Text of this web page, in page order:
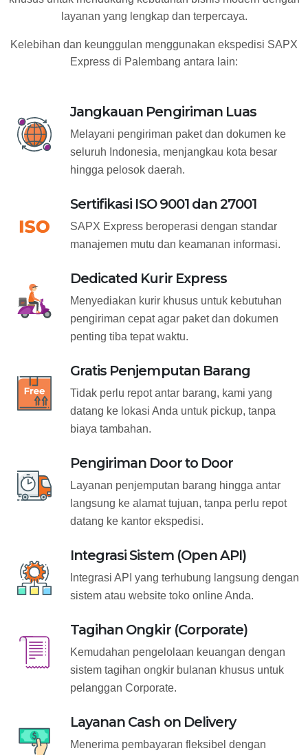
layanan yang lengkap dan terpercaya.
Kelebihan dan keunggulan menggunakan ekspedisi SAPX
Express di Palembang antara lain:
Jangkauan Pengiriman Luas
Melayani pengiriman paket dan dokumen ke
seluruh Indonesia, menjangkau kota besar
hingga pelosok daerah.
Sertifikasi ISO 9001 dan 27001
SAPX Express beroperasi dengan standar
manajemen mutu dan keamanan informasi.
Dedicated Kurir Express
Menyediakan kurir khusus untuk kebutuhan
pengiriman cepat agar paket dan dokumen
penting tiba tepat waktu.
Gratis Penjemputan Barang
Tidak perlu repot antar barang, kami yang
datang ke lokasi Anda untuk pickup, tanpa
biaya tambahan.
Pengiriman Door to Door
Layanan penjemputan barang hingga antar
langsung ke alamat tujuan, tanpa perlu repot
datang ke kantor ekspedisi.
Integrasi Sistem (Open API)
Integrasi API yang terhubung langsung dengan
sistem atau website toko online Anda.
Tagihan Ongkir (Corporate)
Kemudahan pengelolaan keuangan dengan
sistem tagihan ongkir bulanan khusus untuk
pelanggan Corporate.
Layanan Cash on Delivery
Menerima pembayaran fleksibel dengan